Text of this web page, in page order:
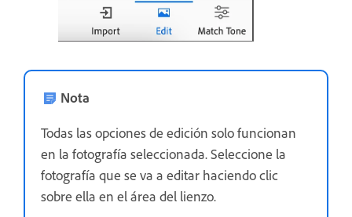
Nota
Todas las opciones de edición solo funcionan
en la fotografía seleccionada. Seleccione la
fotografía que se va a editar haciendo clic
sobre ella en el área del lienzo.